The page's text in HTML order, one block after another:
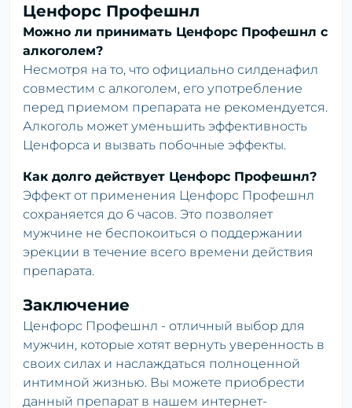
Ценфорс Профешнл
Можно ли принимать Ценфорс Профешнл с
алкоголем?
Несмотря на то, что официально силденафил
совместим с алкоголем, его употребление
перед приемом препарата не рекомендуется.
Алкоголь может уменьшить эффективность
Ценфорса и вызвать побочные эффекты.
Как долго действует Ценфорс Профешнл?
Эффект от применения Ценфорс Профешнл
сохраняется до 6 часов. Это позволяет
мужчине не беспокоиться о поддержании
эрекции в течение всего времени действия
препарата.
Заключение
Ценфорс Профешнл - отличный выбор для
мужчин, которые хотят вернуть уверенность в
своих силах и наслаждаться полноценной
интимной жизнью. Вы можете приобрести
данный препарат в нашем интернет-